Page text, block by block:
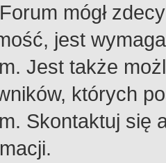
mógł
jest
Jest także
których
Skontaktuj się